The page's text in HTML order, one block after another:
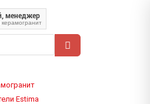
менеджер
керамогранит
›Estima